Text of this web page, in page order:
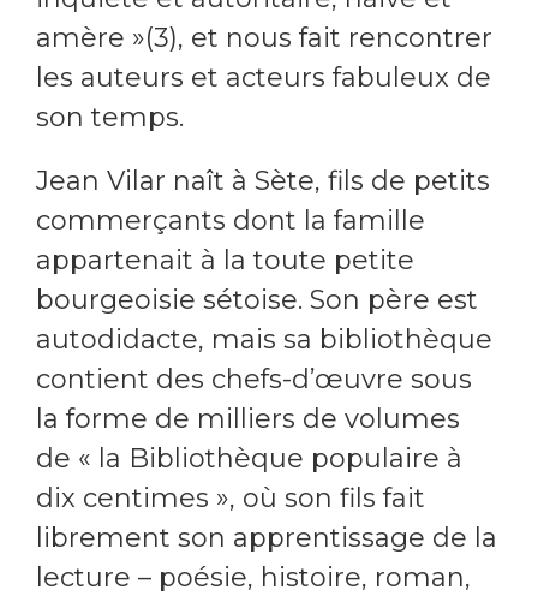
amère »(3), et nous fait rencontrer
les auteurs et acteurs fabuleux de
son temps.
Jean Vilar naît à Sète, fils de petits
commerçants dont la famille
appartenait à la toute petite
bourgeoisie sétoise. Son père est
autodidacte, mais sa bibliothèque
contient des chefs-d’œuvre sous
la forme de milliers de volumes
de « la Bibliothèque populaire à
dix centimes », où son fils fait
librement son apprentissage de la
lecture – poésie, histoire, roman,